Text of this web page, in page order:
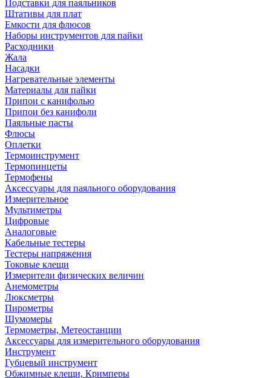
Подставки для паяльников
Штативы для плат
Емкости для флюсов
Наборы инструментов для пайки
Расходники
Жала
Насадки
Нагревательные элементы
Материалы для пайки
Припои с канифолью
Припои без канифоли
Паяльные пасты
Флюсы
Оплетки
Термоинструмент
Термопинцеты
Термофены
Аксессуары для паяльного оборудования
Измерительное
Мультиметры
Цифровые
Аналоговые
Кабельные тестеры
Тестеры напряжения
Токовые клещи
Измерители физических величин
Анемометры
Люксметры
Пирометры
Шумомеры
Термометры, Метеостанции
Аксессуары для измерительного оборудования
Инструмент
Губцевый инструмент
Обжимные клещи, Кримперы